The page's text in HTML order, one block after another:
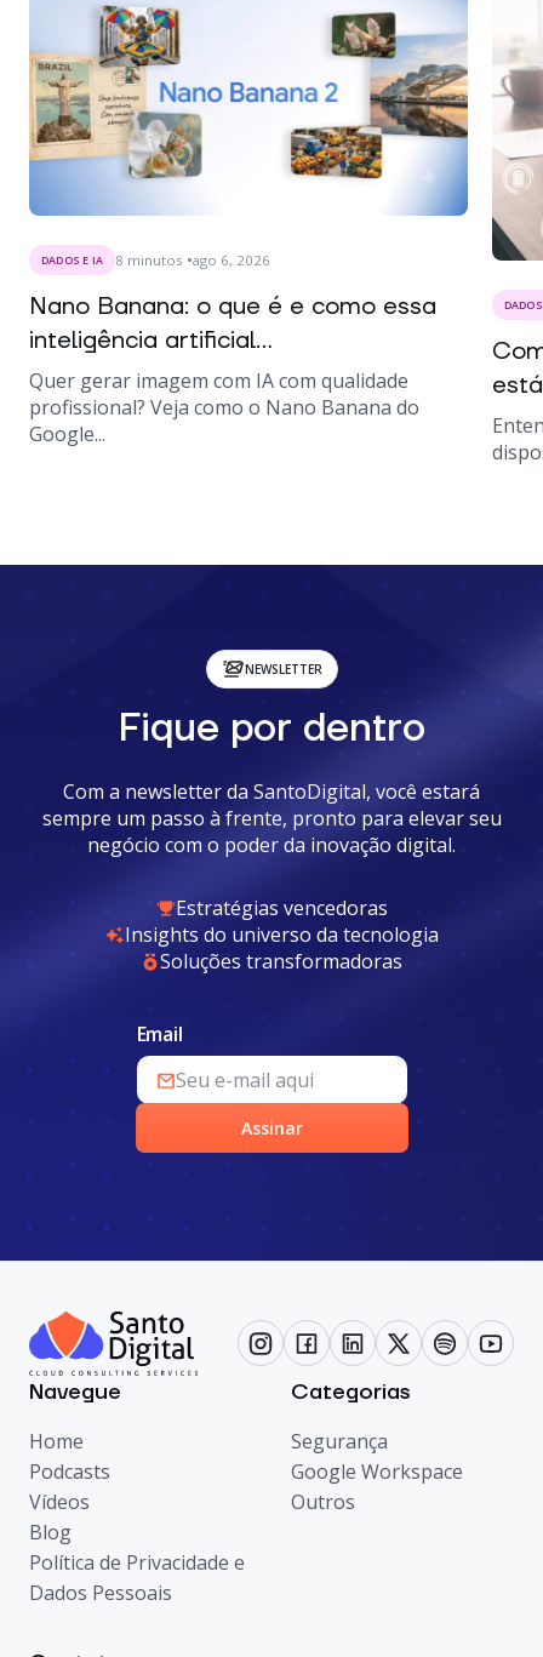
DADOS E IA 8 minutos ago 6, 2026
Nano Banana: o que é e como essa
inteligência artificial...
Quer gerar imagem com IA com qualidade
profissional? Veja como o Nano Banana do
Google...
NEWSLETTER
Fique por dentro
Com a newsletter da SantoDigital, você estará
sempre um passo à frente, pronto para elevar seu
negócio com o poder da inovação digital.
Estratégias vencedoras
Insights do universo da tecnologia
Soluções transformadoras
Email
Assinar
Navegue
Home
Podcasts
Vídeos
Blog
Política de Privacidade e
Dados Pessoais
Categorias
Segurança
Google Workspace
Outros